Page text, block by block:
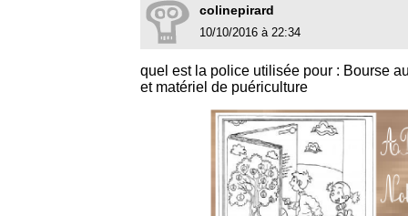
colinepirard
10/10/2016 à 22:34
quel est la police utilisée pour : Bourse
et matériel de puériculture